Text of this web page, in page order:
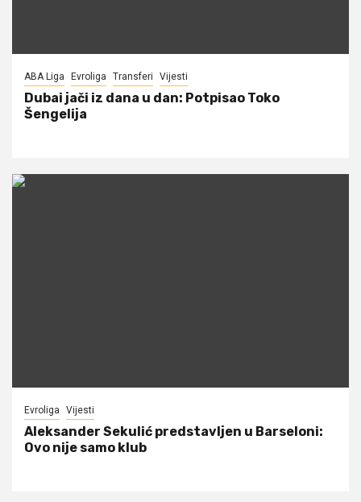
ABA Liga Evroliga Transferi Vijesti
Dubai jači iz dana u dan: Potpisao Toko
Šengelija
Evroliga Vijesti
Aleksander Sekulić predstavljen u Barseloni:
Ovo nije samo klub